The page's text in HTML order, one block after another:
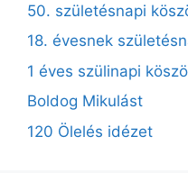
50. születésnapi
18. évesnek
1 éves szülinapi
Boldog Mikulást
120 Ölelés idézet